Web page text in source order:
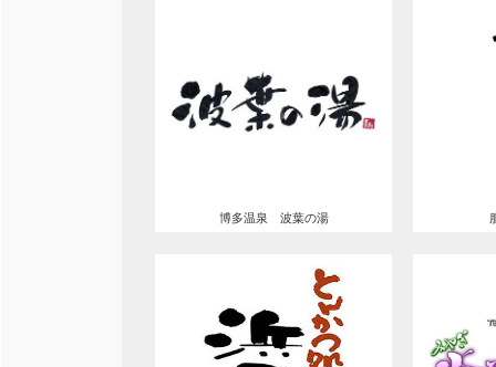
博多温泉 波葉の湯